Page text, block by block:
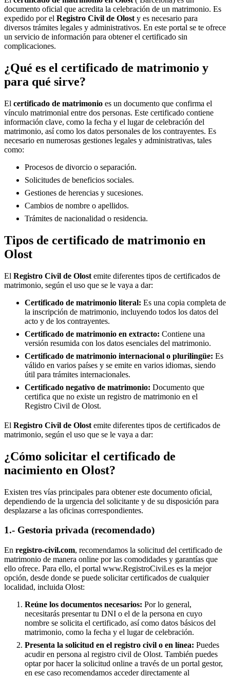
documento oficial que acredita la celebración de un matrimonio. Es
expedido por el Registro Civil de Olost y es necesario para
diversos trámites legales y administrativos. En este portal se te ofrece
un servicio de información para obtener el certificado sin
complicaciones.
¿Qué es el certificado de matrimonio y
para qué sirve?
El certificado de matrimonio es un documento que confirma el
vínculo matrimonial entre dos personas. Este certificado contiene
información clave, como la fecha y el lugar de celebración del
matrimonio, así como los datos personales de los contrayentes. Es
necesario en numerosas gestiones legales y administrativas, tales
como:
Procesos de divorcio o separación.
Solicitudes de beneficios sociales.
Gestiones de herencias y sucesiones.
Cambios de nombre o apellidos.
Trámites de nacionalidad o residencia.
Tipos de certificado de matrimonio en
Olost
El Registro Civil de Olost emite diferentes tipos de certificados de
matrimonio, según el uso que se le vaya a dar:
Certificado de matrimonio literal: Es una copia completa de
la inscripción de matrimonio, incluyendo todos los datos del
acto y de los contrayentes.
Certificado de matrimonio en extracto: Contiene una
versión resumida con los datos esenciales del matrimonio.
Certificado de matrimonio internacional o plurilingüe: Es
válido en varios países y se emite en varios idiomas, siendo
útil para trámites internacionales.
Certificado negativo de matrimonio: Documento que
certifica que no existe un registro de matrimonio en el
Registro Civil de Olost.
El Registro Civil de Olost emite diferentes tipos de certificados de
matrimonio, según el uso que se le vaya a dar:
¿Cómo solicitar el certificado de
nacimiento en Olost?
Existen tres vías principales para obtener este documento oficial,
dependiendo de la urgencia del solicitante y de su disposición para
desplazarse a las oficinas correspondientes.
1.- Gestoria privada (recomendado)
En registro-civil.com, recomendamos la solicitud del certificado de
matrimonio de manera online por las comodidades y garantías que
ello ofrece. Para ello, el portal www.RegistroCivil.es es la mejor
opción, desde donde se puede solicitar certificados de cualquier
localidad, incluida Olost:
Reúne los documentos necesarios: Por lo general,
necesitarás presentar tu DNI o el de la persona en cuyo
nombre se solicita el certificado, así como datos básicos del
matrimonio, como la fecha y el lugar de celebración.
Presenta la solicitud en el registro civil o en línea: Puedes
acudir en persona al registro civil de Olost. También puedes
optar por hacer la solicitud online a través de un portal gestor,
en ese caso recomendamos acceder directamente al